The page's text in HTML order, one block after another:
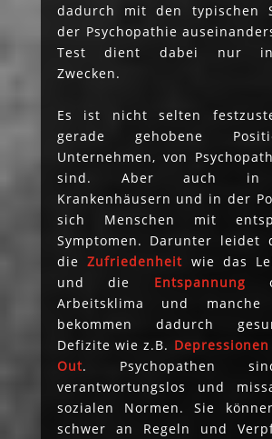
dadurch mit den typischen
der Psychopathie
Test dient dabei nur
Zwecken.
Es ist nicht selten
gerade gehobene
Unternehmen, von
sind. Aber auch in
Krankenhäusern und in der
sich Menschen mit
Symptomen. Darunter leidet
dieZufriedenheit wie das
und die Entspannung
Arbeitsklima und manche
bekommen dadurch
Defizite wie z.B. Depressionen
Out. Psychopathen
verantwortungslos und
sozialen Normen. Sie
schwer an Regeln und